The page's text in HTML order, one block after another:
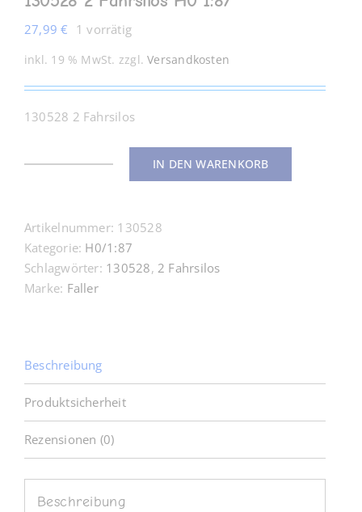
27,99€ 1 vorrätig
inkl. 19 % MwSt. zzgl.Versandkosten
130528 2 Fahrsilos
H0
1:87
Menge
IN DEN WARENKORB
Artikelnummer: 130528
Kategorie: H0/1:87
Schlagwörter: 130528, 2 Fahrsilos
Marke: Faller
Beschreibung
Produktsicherheit
Rezensionen (0)
Beschreibung